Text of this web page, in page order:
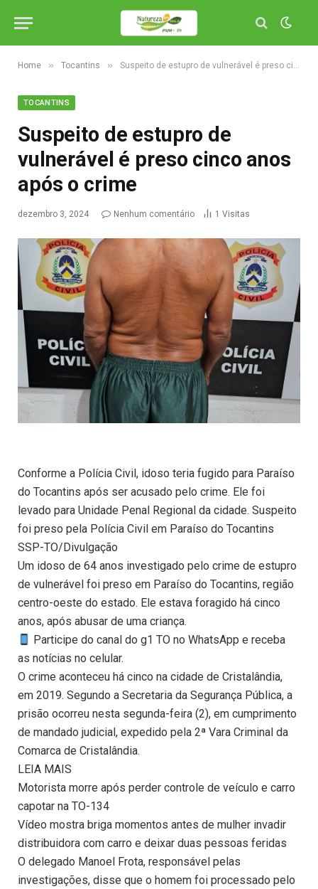
Home » Tocantins » Suspeito de estupro de vulnerável é preso cinco anos após o crime
TOCANTINS
Suspeito de estupro de
vulnerável é preso cinco anos
após o crime
dezembro 3, 2024 Nenhum comentário 1 Visitas
Conforme a Polícia Civil, idoso teria fugido para Paraíso
do Tocantins após ser acusado pelo crime. Ele foi
levado para Unidade Penal Regional da cidade. Suspeito
foi preso pela Polícia Civil em Paraíso do Tocantins
SSP-TO/Divulgação
Um idoso de 64 anos investigado pelo crime de estupro
de vulnerável foi preso em Paraíso do Tocantins, região
centro-oeste do estado. Ele estava foragido há cinco
anos, após abusar de uma criança.
Participe do canal do g1 TO no WhatsApp e receba
as notícias no celular.
O crime aconteceu há cinco na cidade de Cristalândia,
em 2019. Segundo a Secretaria da Segurança Pública, a
prisão ocorreu nesta segunda-feira (2), em cumprimento
de mandado judicial, expedido pela 2ª Vara Criminal da
Comarca de Cristalândia.
LEIA MAIS
Motorista morre após perder controle de veículo e carro
capotar na TO-134
Vídeo mostra briga momentos antes de mulher invadir
distribuidora com carro e deixar duas pessoas feridas
O delegado Manoel Frota, responsável pelas
investigações, disse que o homem foi processado pelo